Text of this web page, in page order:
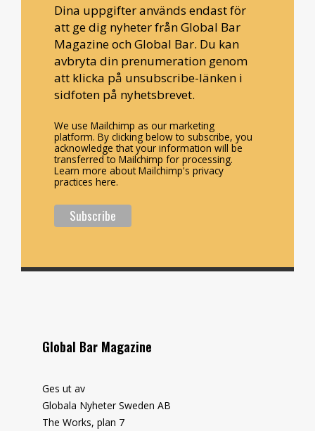
Dina uppgifter används endast för
att ge dig nyheter från Global Bar
Magazine och Global Bar. Du kan
avbryta din prenumeration genom
att klicka på unsubscribe-länken i
sidfoten på nyhetsbrevet.
We use Mailchimp as our marketing
platform. By clicking below to subscribe, you
acknowledge that your information will be
transferred to Mailchimp for processing.
Learn more about Mailchimp's privacy
practices here.
Global Bar Magazine
Ges ut av
Globala Nyheter Sweden AB
The Works, plan 7